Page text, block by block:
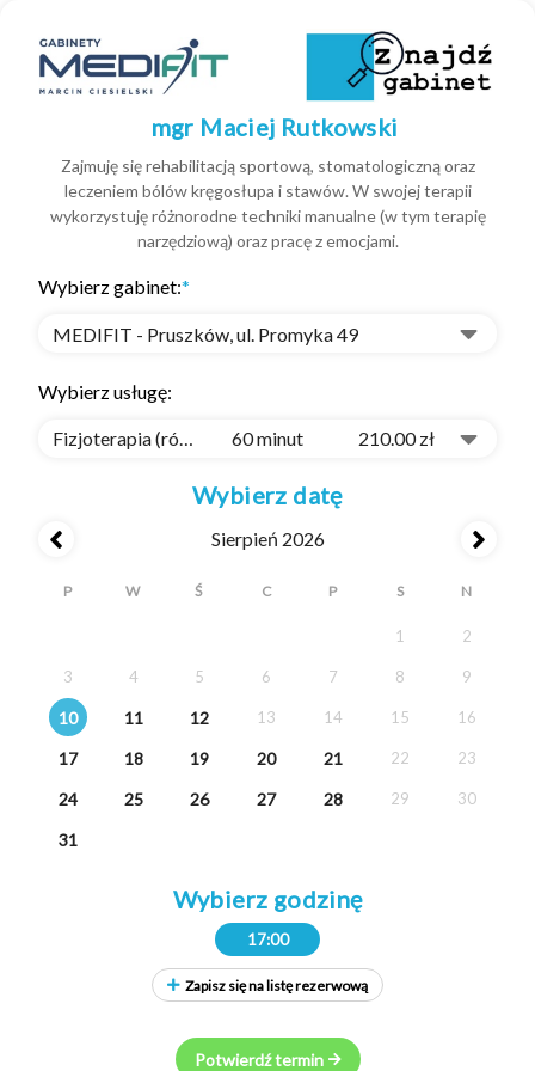
mgr Maciej Rutkowski
Zajmuję się rehabilitacją sportową, stomatologiczną oraz
leczeniem bólów kręgosłupa i stawów. W swojej terapii
wykorzystuję różnorodne techniki manualne (w tym terapię
narzędziową) oraz pracę z emocjami.
Wybierz gabinet:*
MEDIFIT - Pruszków, ul. Promyka 49
Wybierz usługę:
Fizjoterapia (również stomatologiczna) 60 minut 210.00 zł
Wybierz datę
Sierpień 2026
P W Ś C P S N
1 2
3 4 5 6 7 8 9
10 11 12 13 14 15 16
17 18 19 20 21 22 23
24 25 26 27 28 29 30
31
Wybierz godzinę
17:00
Zapisz się na listę rezerwową
Potwierdź termin